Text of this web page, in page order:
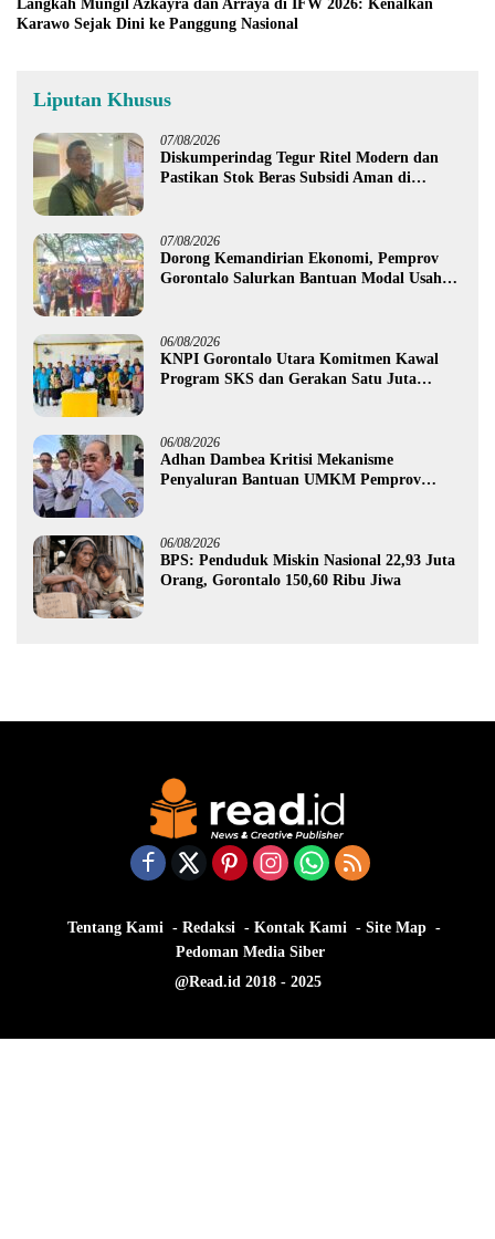
Langkah Mungil Azkayra dan Arraya di IFW 2026: Kenalkan
Karawo Sejak Dini ke Panggung Nasional
Liputan Khusus
07/08/2026
Diskumperindag Tegur Ritel Modern dan
Pastikan Stok Beras Subsidi Aman di
07/08/2026
Dorong Kemandirian Ekonomi, Pemprov
Gorontalo Salurkan Bantuan Modal Usaha
06/08/2026
KNPI Gorontalo Utara Komitmen Kawal
Program SKS dan Gerakan Satu Juta
06/08/2026
Adhan Dambea Kritisi Mekanisme
Penyaluran Bantuan UMKM Pemprov
06/08/2026
BPS: Penduduk Miskin Nasional 22,93 Juta
Orang, Gorontalo 150,60 Ribu Jiwa
Tentang Kami Redaksi Kontak Kami
Site Map
Pedoman Media Siber
@Read.id 2018 - 2025